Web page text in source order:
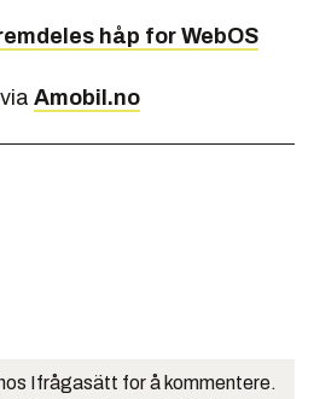
håp for WebOS
via Amobil.no
Ifrågasätt for å kommentere.